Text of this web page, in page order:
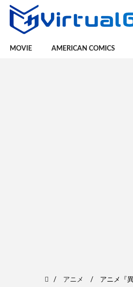
MOVIE AMERICAN COMICS
アニメ アニメ『